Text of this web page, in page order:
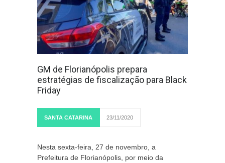
GM de Florianópolis prepara
estratégias de fiscalização para Black
Friday
SANTA CATARINA 23/11/2020
Nesta sexta-feira, 27 de novembro, a
Prefeitura de Florianópolis, por meio da